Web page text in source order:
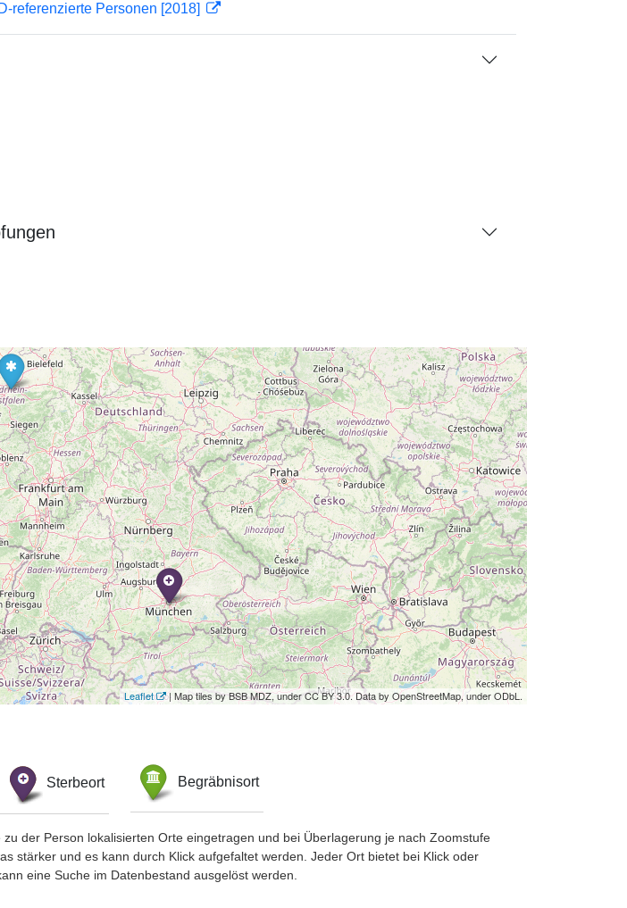
referenzierte Personen [2018]
Leaflet | Map tiles by BSB MDZ, under CC BY 3.0. Data by OpenStreetMap, under ODbL.
Sterbeort Begräbnisort
der Person lokalisierten Orte eingetragen und bei Überlagerung je nach Zoomstufe
stärker und es kann durch Klick aufgefaltet werden. Jeder Ort bietet bei Klick oder
eine Suche im Datenbestand ausgelöst werden.